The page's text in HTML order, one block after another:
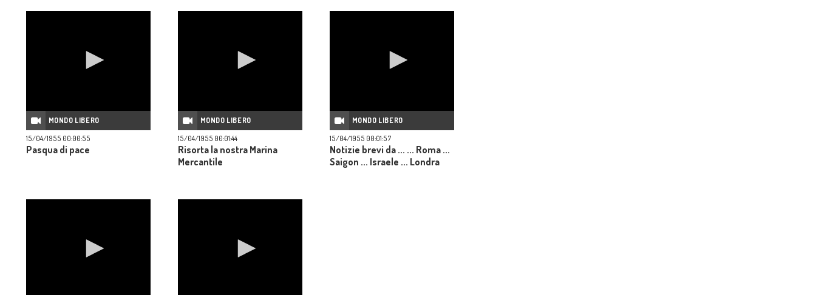
MONDO LIBERO
15/04/1955 00:00:55
Pasqua di pace
MONDO LIBERO
15/04/1955 00:01:44
Risorta la nostra Marina
Mercantile
MONDO LIBERO
15/04/1955 00:01:57
Notizie brevi da ... ... Roma ...
Saigon ... Israele ... Londra